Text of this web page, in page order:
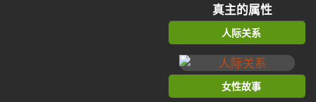
真主的属性
人际关系
女性故事